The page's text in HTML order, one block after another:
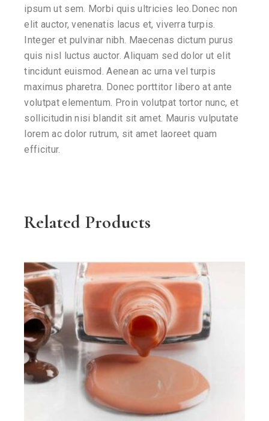
ipsum ut sem. Morbi quis ultricies leo.Donec non
elit auctor, venenatis lacus et, viverra turpis.
Integer et pulvinar nibh. Maecenas dictum purus
quis nisl luctus auctor. Aliquam sed dolor ut elit
tincidunt euismod. Aenean ac urna vel turpis
maximus pharetra. Donec porttitor libero at ante
volutpat elementum. Proin volutpat tortor nunc, et
sollicitudin nisi blandit sit amet. Mauris vulputate
lorem ac dolor rutrum, sit amet laoreet quam
efficitur.
Related Products